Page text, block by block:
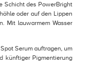
Schicht des PowerBright
oder auf den Lippen
Mit lauwarmem Wasser
Serum auftragen, um
künftiger Pigmentierung